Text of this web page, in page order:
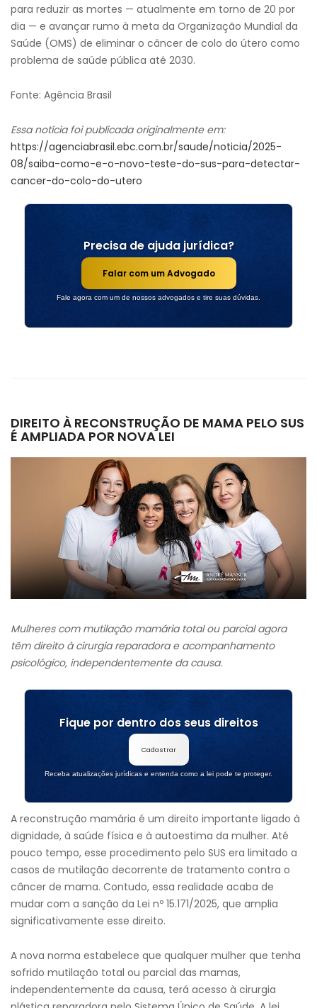
para reduzir as mortes — atualmente em torno de 20 por
dia — e avançar rumo à meta da Organização Mundial da
Saúde (OMS) de eliminar o câncer de colo do útero como
problema de saúde pública até 2030.
Fonte: Agência Brasil
Essa notícia foi publicada originalmente em:
https://agenciabrasil.ebc.com.br/saude/noticia/2025-
08/saiba-como-e-o-novo-teste-do-sus-para-detectar-
cancer-do-colo-do-utero
Precisa de ajuda jurídica?
Falar com um Advogado
Fale agora com um de nossos advogados e tire suas dúvidas.
DIREITO À RECONSTRUÇÃO DE MAMA PELO SUS
É AMPLIADA POR NOVA LEI
Mulheres com mutilação mamária total ou parcial agora
têm direito à cirurgia reparadora e acompanhamento
psicológico, independentemente da causa.
Fique por dentro dos seus direitos
Cadastrar
Receba atualizações jurídicas e entenda como a lei pode te proteger.
A reconstrução mamária é um direito importante ligado à
dignidade, à saúde física e à autoestima da mulher. Até
pouco tempo, esse procedimento pelo SUS era limitado a
casos de mutilação decorrente de tratamento contra o
câncer de mama. Contudo, essa realidade acaba de
mudar com a sanção da Lei nº 15.171/2025, que amplia
significativamente esse direito.
A nova norma estabelece que qualquer mulher que tenha
sofrido mutilação total ou parcial das mamas,
independentemente da causa, terá acesso à cirurgia